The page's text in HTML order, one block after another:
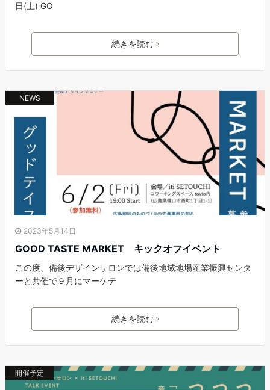
日(土) GO
続きを読む
NEWS
2023年5月14日
GOOD TASTE MARKET キックオフイベント
この度、備後デザインサロンでは備後地域地場産業振興センタ
ーと共催で９月にマーケテ
続きを読む
開催予定